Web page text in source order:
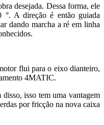
desejada. Dessa forma, ele
°. A direção é então guiada
dando marcha a ré em linha
flui para o eixo dianteiro,
4MATIC.
isso tem uma vantagem
por fricção na nova caixa